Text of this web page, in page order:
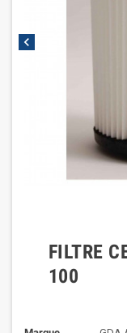
chevron_left
FILTRE
100